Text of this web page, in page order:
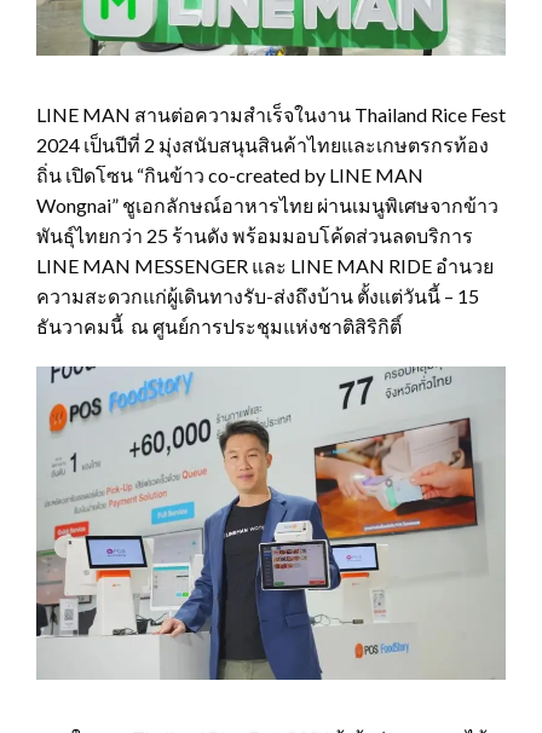
LINE MAN สานต่อความสำเร็จในงาน Thailand Rice Fest
2024 เป็นปีที่ 2 มุ่งสนับสนุนสินค้าไทยและเกษตรกรท้อง
ถิ่น เปิดโซน “กินข้าว co-created by LINE MAN
Wongnai” ชูเอกลักษณ์อาหารไทย ผ่านเมนูพิเศษจากข้าว
พันธุ์ไทยกว่า 25 ร้านดัง พร้อมมอบโค้ดส่วนลดบริการ
LINE MAN MESSENGER และ LINE MAN RIDE อำนวย
ความสะดวกแก่ผู้เดินทางรับ-ส่งถึงบ้าน ตั้งแต่วันนี้ – 15
ธันวาคมนี้ ณ ศูนย์การประชุมแห่งชาติสิริกิติ์